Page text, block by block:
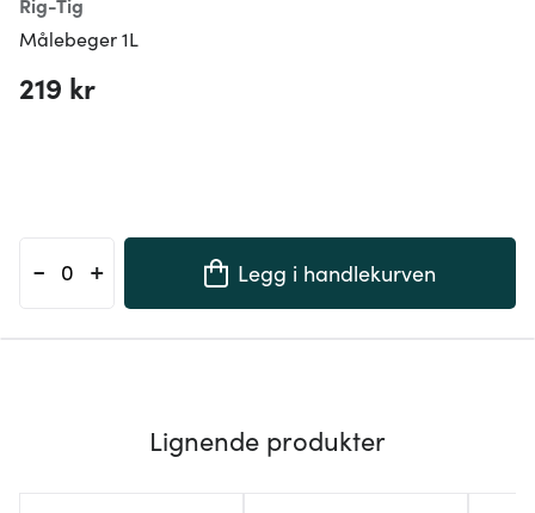
Målebeger 1L
219 kr
- + Legg i handlekurven
Lignende produkter